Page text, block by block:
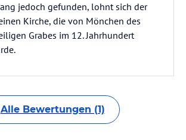
jedoch gefunden, lohnt sich der
Kirche, die von Mönchen des
Grabes im 12. Jahrhundert
Alle Bewertungen (1)